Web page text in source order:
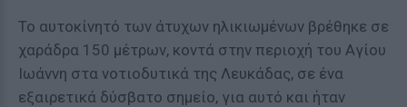
Το αυτοκίνητό των άτυχων ηλικιωμένων βρέθηκε σε
χαράδρα 150 μέτρων, κοντά στην περιοχή του Αγίου
Ιωάννη στα νοτιοδυτικά της Λευκάδας, σε ένα
εξαιρετικά δύσβατο σημείο, για αυτό και ήταν